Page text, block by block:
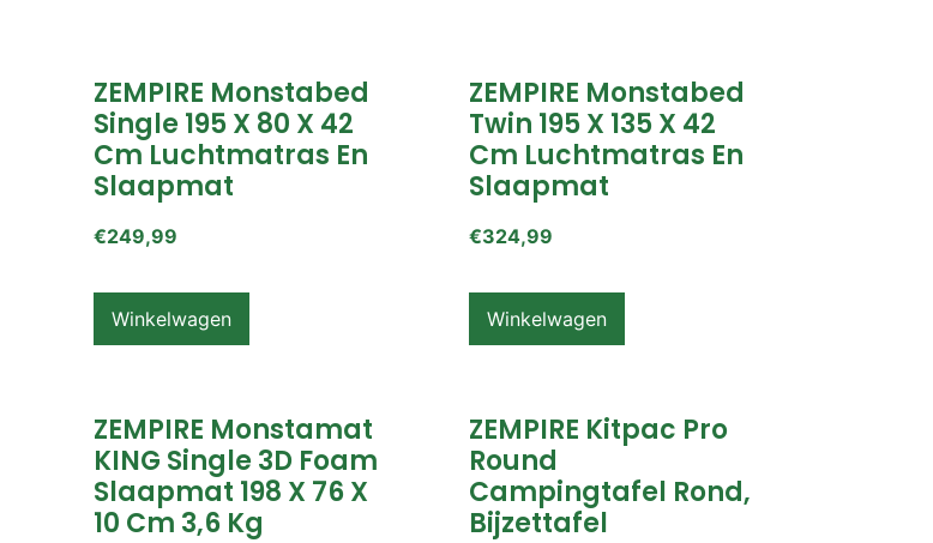
ZEMPIRE Monstabed
Single 195 X 80 X 42
Cm Luchtmatras En
Slaapmat
€249,99
Winkelwagen
ZEMPIRE Monstabed
Twin 195 X 135 X 42
Cm Luchtmatras En
Slaapmat
€324,99
Winkelwagen
ZEMPIRE Monstamat
KING Single 3D Foam
Slaapmat 198 X 76 X
10 Cm 3,6 Kg
ZEMPIRE Kitpac Pro
Round
Campingtafel Rond,
Bijzettafel